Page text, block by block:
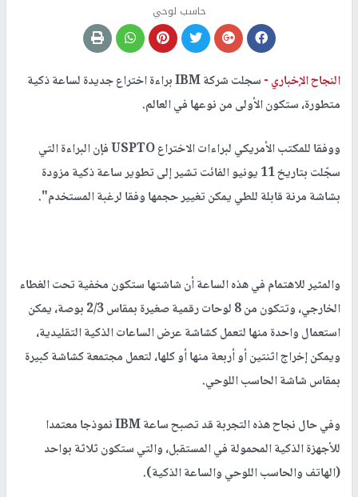
حاسب لوحي
النجاح الإخباري -
سجلت شركة IBM براءة اختراع جديدة لساعة ذكية
متطورة، ستكون الأولى من نوعها في العالم.
ووفقا للمكتب الأمريكي لبراءات الاختراع USPTO فإن البراءة التي
سجّلت بتاريخ 11 يونيو الفائت تشير إلى تطوير ساعة ذكية مزودة
بشاشة مرنة قابلة للطي يمكن تغيير حجمها وفقا لرغبة المستخدم".
والمثير للاهتمام في هذه الساعة أن شاشتها ستكون مخفية تحت الغطاء
الخارجي، وتتكون من 8 لوحات رقمية صغيرة بمقاس 2/3 بوصة، يمكن
استعمال واحدة منها لتعمل كشاشة عرض الساعات الذكية التقليدية،
ويمكن إخراج اثنتين أو أربعة منها أو كلها، لتعمل مجتمعة كشاشة كبيرة
بمقاس شاشة الحاسب اللوحي.
وفي حال نجاح هذه التجربة قد تصبح ساعة IBM نموذجا معتمدا
للأجهزة الذكية المحمولة في المستقبل، والتي ستكون ثلاثة بواحد
(الهاتف والحاسب اللوحي والساعة الذكية).